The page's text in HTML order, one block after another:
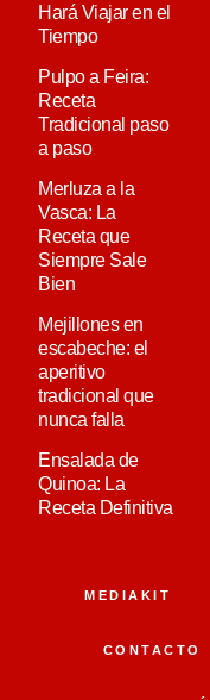
Hará Viajar en el
Tiempo
Pulpo a Feira:
Receta
Tradicional paso
a paso
Merluza a la
Vasca: La
Receta que
Siempre Sale
Bien
Mejillones en
escabeche: el
aperitivo
tradicional que
nunca falla
Ensalada de
Quinoa: La
Receta Definitiva
MEDIAKIT
CONTACTO